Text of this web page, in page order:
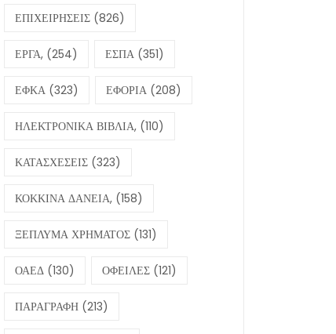
ΕΠΙΧΕΙΡΗΣΕΙΣ (826)
ΕΡΓΑ, (254) ΕΣΠΑ (351)
ΕΦΚΑ (323) ΕΦΟΡΙΑ (208)
ΗΛΕΚΤΡΟΝΙΚΑ ΒΙΒΛΙΑ, (110)
ΚΑΤΑΣΧΕΣΕΙΣ (323)
ΚΟΚΚΙΝΑ ΔΑΝΕΙΑ, (158)
ΞΕΠΛΥΜΑ ΧΡΗΜΑΤΟΣ (131)
ΟΑΕΔ (130) ΟΦΕΙΛΕΣ (121)
ΠΑΡΑΓΡΑΦΗ (213)